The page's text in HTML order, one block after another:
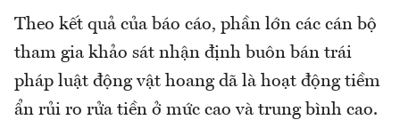
Theo kết quả của báo cáo, phần lớn các cán bộ
tham gia khảo sát nhận định buôn bán trái
pháp luật động vật hoang dã là hoạt động tiềm
ẩn rủi ro rửa tiền ở mức cao và trung bình cao.